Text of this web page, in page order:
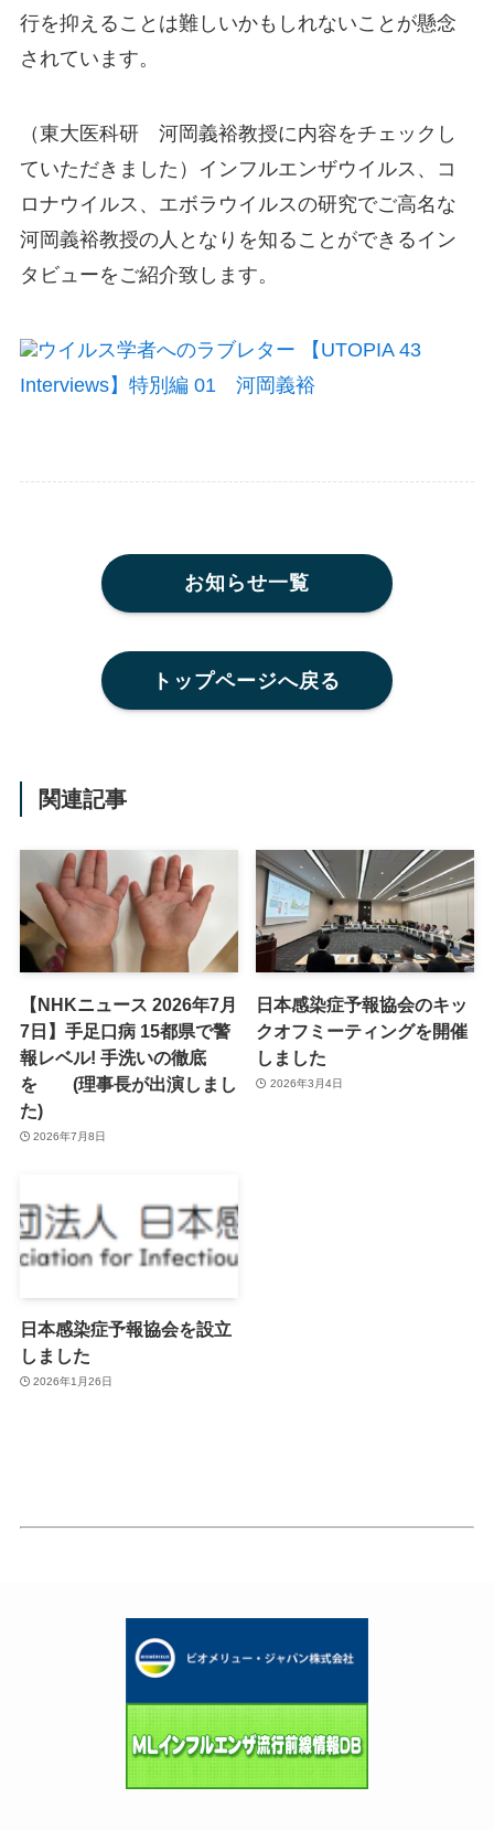
行を抑えることは難しいかもしれないことが懸念
されています。
（東大医科研 河岡義裕教授に内容をチェックし
ていただきました）インフルエンザウイルス、コ
ロナウイルス、エボラウイルスの研究でご高名な
河岡義裕教授の人となりを知ることができるイン
タビューをご紹介致します。
ウイルス学者へのラブレター 【UTOPIA 43
Interviews】特別編 01 河岡義裕
お知らせ一覧
トップページへ戻る
関連記事
【NHKニュース 2026年7月
7日】手足口病 15都県で警
報レベル! 手洗いの徹底
を (理事長が出演しまし
た)
2026年7月8日
日本感染症予報協会のキッ
クオフミーティングを開催
しました
2026年3月4日
日本感染症予報協会を設立
しました
2026年1月26日